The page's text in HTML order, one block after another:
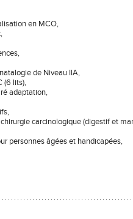
en MCO,
de Niveau IIA,
(6 lits),
adaptation,
carcinologique (digestif et
personnes âgées et handicapées,